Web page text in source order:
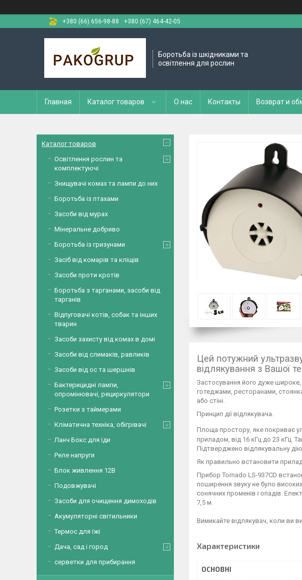
+380 (66) 656-98-88
+380 (67) 464-42-05
Боротьба із шкідниками та
освітлення для рослин
Главная Каталог товаров О нас Контакты Возврат и
Цей потужний
відлякування з Вашої
Застосування його дуже широке,
готеджами, ресторанами,
або стіні.
Принцип дії відлякувача.
Площа простору, яке покриває
приладом, від 16 кГц до 23 кГц.
Підтверджено відлякувальну
Як правильно встановити
Прибор Tornado LS-937CD
поширення звуку не було
сонячних променів і опадів.
7,5 м.
Вимикайте відлякувач, коли ви
Характеристики
ОСНОВНІ
Каталог товаров
Освітлення рослин та
комплектуючі
Знищувачі комах та лампи до них
Боротьба із птахами
Засоби від мурах
Мінеральне добриво
Боротьба із гризунами
Засіб від комарів та кліщів
Засоби проти кротів
Боротьба з тарганами, засоби від
тарганів
Відпуговачі котів, собак та інших
тварин
Засоби захисту від комах в домі
Засоби від слимаків, равликів
Засоби від ос та шершнів
Бактерицидні лампи,
опромінювачі, рециркулятори
Розетки з таймерами
Кліматична техніка, обігрівачі
Ланч Бокс для їди
Реле напруги
Блок живлення 12В
Подовжувачі
Засоби для очищення димоходів
Акумуляторні світильники
Термос для їжі
Дача, сад і город
серветки для прибирання